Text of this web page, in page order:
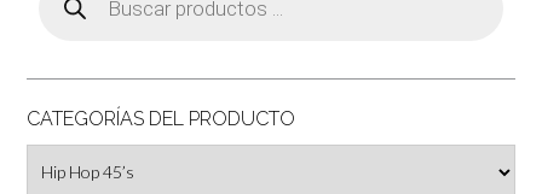
productos
CATEGORÍAS DEL PRODUCTO